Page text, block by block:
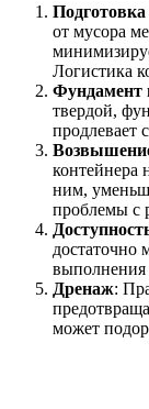
от мусора
Логистика
Фундамент
твердой,
продлевает
контейнера
ним,
проблемы с
достаточно
Дренаж:
может